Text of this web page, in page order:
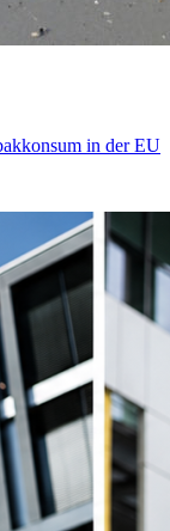
in der EU